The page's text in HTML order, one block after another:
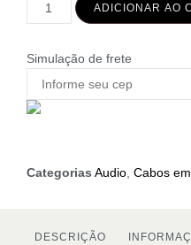
ADICIONAR AO
Simulação de frete
Categorias Audio Cabos
DESCRIÇÃO